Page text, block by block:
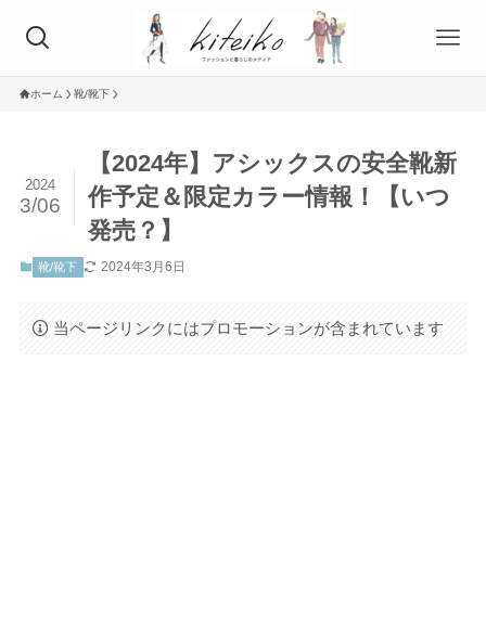
ホーム 靴/靴下
【2024年】アシックスの安全靴新
作予定＆限定カラー情報！【いつ
発売？】
2024
3/06
靴/靴下 2024年3月6日
当ページリンクにはプロモーションが含まれています